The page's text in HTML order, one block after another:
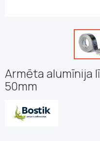
Armēta alumīnija
50mm